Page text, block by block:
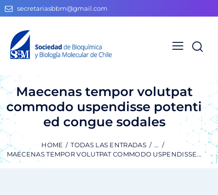
secretariasbbm@gmail.com
Maecenas tempor volutpat
commodo uspendisse potenti
ed congue sodales
HOME TODAS LAS ENTRADAS
...
MAECENAS TEMPOR VOLUTPAT COMMODO USPENDISSE...